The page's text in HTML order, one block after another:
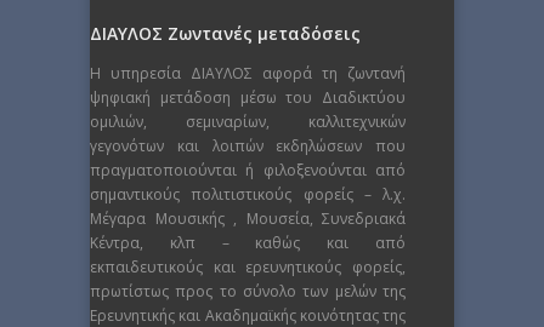
ΔΙΑΥΛΟΣ Ζωντανές μεταδόσεις
Η υπηρεσία ΔΙΑΥΛΟΣ αφορά τη ζωντανή
ψηφιακή μετάδοση μέσω του Διαδικτύου
ομιλιών, σεμιναρίων, καλλιτεχνικών
γεγονότων και λοιπών εκδηλώσεων που
πραγματοποιούνται ή φιλοξενούνται από
σημαντικούς πολιτιστικούς φορείς – λ.χ.
Μέγαρα Μουσικής , Μουσεία, Συνεδριακά
Κέντρα, κλπ – καθώς και από
εκπαιδευτικούς και ερευνητικούς φορείς,
πρωτίστως προς το σύνολο των μελών της
Ερευνητικής και Ακαδημαϊκής κοινότητας της